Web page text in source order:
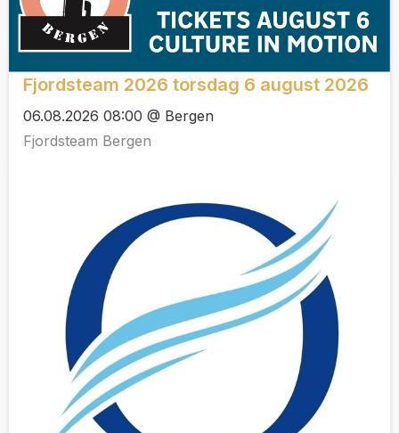
Fjordsteam 2026 torsdag 6 august 2026
06.08.2026 08:00 @ Bergen
Fjordsteam Bergen